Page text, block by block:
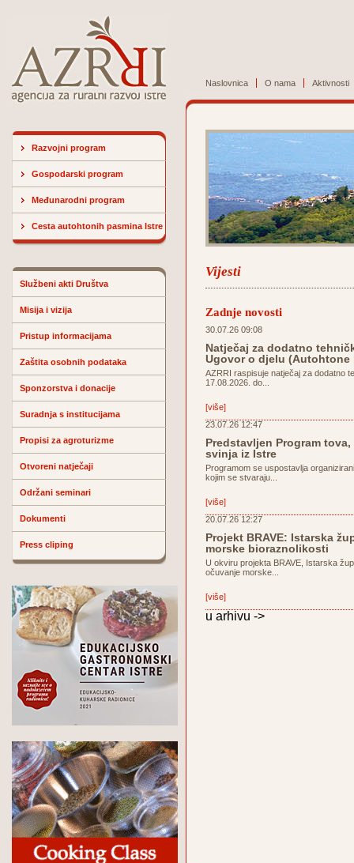
Naslovnica O nama Aktivnosti
Razvojni program
Gospodarski program
Međunarodni program
Cesta autohtonih pasmina Istre
Službeni akti Društva
Misija i vizija
Pristup informacijama
Zaštita osobnih podataka
Sponzorstva i donacije
Suradnja s institucijama
Propisi za agroturizme
Otvoreni natječaji
Održani seminari
Dokumenti
Press cliping
Vijesti
Zadnje novosti
30.07.26 09:08
Natječaj za dodatno
Ugovor o djelu (Autohtone
AZRRI raspisuje natječaj za dodatno
17.08.2026. do...
[više]
23.07.26 12:47
Predstavljen Program
svinja iz Istre
Programom se uspostavlja
kojim se stvaraju...
[više]
20.07.26 12:27
Projekt BRAVE: Istarska
morske bioraznolikosti
U okviru projekta BRAVE, Istarska
očuvanje morske...
[više]
u arhivu ->